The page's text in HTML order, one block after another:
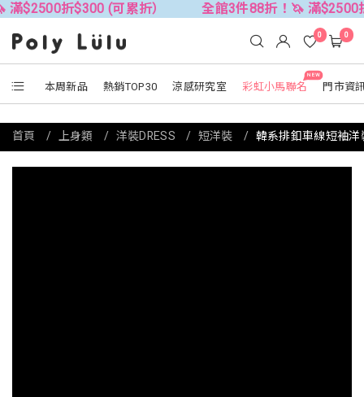
(可累折） 全館3件88折！🦄 滿$2500折$300 (可
本周新品 熱銷TOP30 涼感研究室
NEW
彩虹小馬聯名 門市資
0 0
首頁 上身類 洋裝DRESS 短洋裝 韓系排釦車線短袖